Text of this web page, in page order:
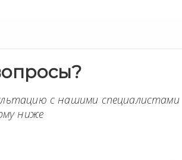
с нашими специалистами
ниже